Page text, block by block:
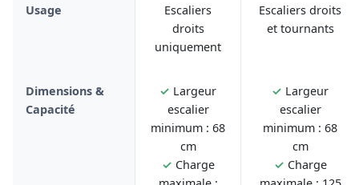
Usage
Escaliers
droits
uniquement
Escaliers droits
et tournants
Dimensions &
Capacité
✓ Largeur
escalier
minimum : 68
cm
✓ Charge
✓ Largeur
escalier
minimum : 68
cm
✓ Charge